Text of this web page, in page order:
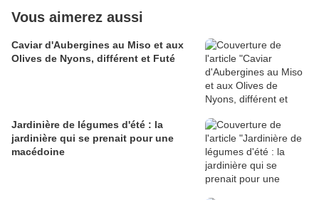
Vous aimerez aussi
Caviar d'Aubergines au Miso et aux
Olives de Nyons, différent et Futé
Jardinière de légumes d'été : la
jardinière qui se prenait pour une
macédoine